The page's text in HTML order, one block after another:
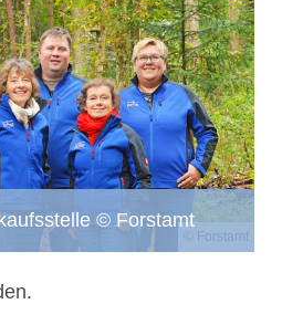
© Forstamt
© Forstamt